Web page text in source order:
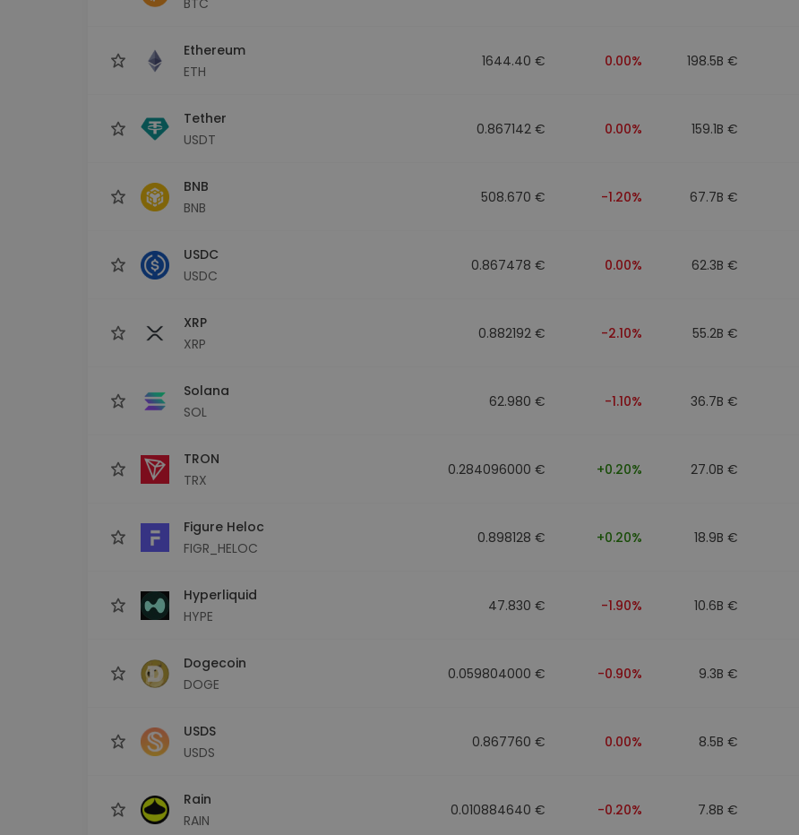
Ethereum
ETH
1644.40 € 0.00% 198.5B €
Tether
USDT
0.867142 € 0.00% 159.1B €
BNB
BNB
508.670 € -1.20% 67.7B €
USDC
USDC
0.867478 € 0.00% 62.3B €
XRP
XRP
0.882192 € -2.10% 55.2B €
Solana
SOL
62.980 € -1.10% 36.7B €
TRON
TRX
0.284096000 € +0.20% 27.0B €
Figure Heloc
FIGR_HELOC
0.898128 € +0.20% 18.9B €
Hyperliquid
HYPE
47.830 € -1.90% 10.6B €
Dogecoin
DOGE
0.059804000 € -0.90% 9.3B €
USDS
USDS
0.867760 € 0.00% 8.5B €
Rain
RAIN
0.010884640 € -0.20% 7.8B €